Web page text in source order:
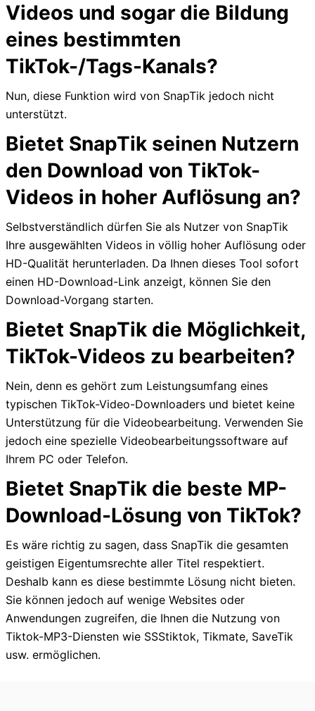
Videos und sogar die Bildung
eines bestimmten
TikTok-/Tags-Kanals?
Nun, diese Funktion wird von SnapTik jedoch nicht
unterstützt.
Bietet SnapTik seinen Nutzern
den Download von TikTok-
Videos in hoher Auflösung an?
Selbstverständlich dürfen Sie als Nutzer von SnapTik
Ihre ausgewählten Videos in völlig hoher Auflösung oder
HD-Qualität herunterladen. Da Ihnen dieses Tool sofort
einen HD-Download-Link anzeigt, können Sie den
Download-Vorgang starten.
Bietet SnapTik die Möglichkeit,
TikTok-Videos zu bearbeiten?
Nein, denn es gehört zum Leistungsumfang eines
typischen TikTok-Video-Downloaders und bietet keine
Unterstützung für die Videobearbeitung. Verwenden Sie
jedoch eine spezielle Videobearbeitungssoftware auf
Ihrem PC oder Telefon.
Bietet SnapTik die beste MP-
Download-Lösung von TikTok?
Es wäre richtig zu sagen, dass SnapTik die gesamten
geistigen Eigentumsrechte aller Titel respektiert.
Deshalb kann es diese bestimmte Lösung nicht bieten.
Sie können jedoch auf wenige Websites oder
Anwendungen zugreifen, die Ihnen die Nutzung von
Tiktok-MP3-Diensten wie SSStiktok, Tikmate, SaveTik
usw. ermöglichen.